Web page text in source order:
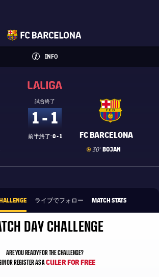
FCバルセロナ公式サイトへ
arrow-right
fcbarcelona-with-name
INFO
LABEL.ARIA.INFO
INFO
label.competition.name.21
試合終了
1 - 1
前半終了:0 - 1 FC BARCELONA
ゴール
goal
30' BOJAN
ライブでフォロー MATCH STATS
DAY CHALLENGE
ARE YOU READY FOR THE CHALLENGE?
OR REGISTER AS ACULER FOR FREE